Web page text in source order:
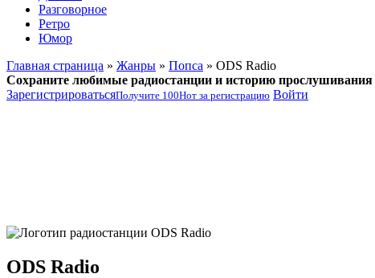
Разговорное
Ретро
Юмор
Главная страница » Жанры » Попса » ODS Radio
Сохраните любимые радиостанции и историю прослушивания
ЗарегистрироватьсяПолучите 100Нот за регистрацию Войти
ODS Radio